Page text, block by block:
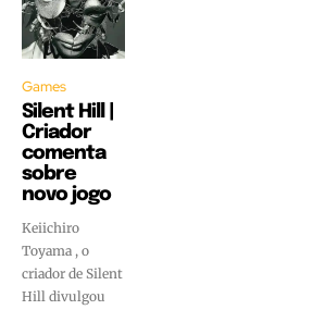
Games
Silent Hill |
Criador
comenta
sobre
novo jogo
Keiichiro
Toyama , o
criador de Silent
Hill divulgou